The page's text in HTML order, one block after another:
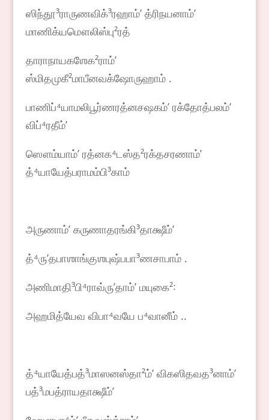
ஸிந்தூ³ராருணவிக்³ரஹாம்ʼ த்ரிநயனாம்ʼ
மாணிக்யமௌலிஸ்பு²ரத்
தாராநாயகஶேக²ராம்ʼ
ஸ்மிதமுகீ²மாபீனவக்ஷோருஹாம் .
பாணிப்⁴யாமலிபூர்ணரத்னசஷகம்ʼ ரக்தோத்பலம்ʼ
விப்⁴ரதீம்ʼ
ஸௌம்யாம்ʼ ரத்னக⁴டஸ்த²ரக்தசரணாம்ʼ
த்⁴யாயேத்பராமம்பி³காம்
அருணாம்ʼ கருணாதரங்கி³தாக்ஷீம்ʼ
த்⁴ருʼதபாஶாங்குஶபுஷ்பபா³ணசாபாம் .
அணிமாதி³பி⁴ராவ்ருʼதாம்ʼ மயுகை²꞉
அஹமித்யேவ விபா⁴வயே ப⁴வானீம் ..
த்⁴யாயேத்பத்³மாஸனஸ்தா²ம்ʼ விகஸிதவத³னாம்ʼ
பத்³மபத்ராயதாக்ஷீம்ʼ